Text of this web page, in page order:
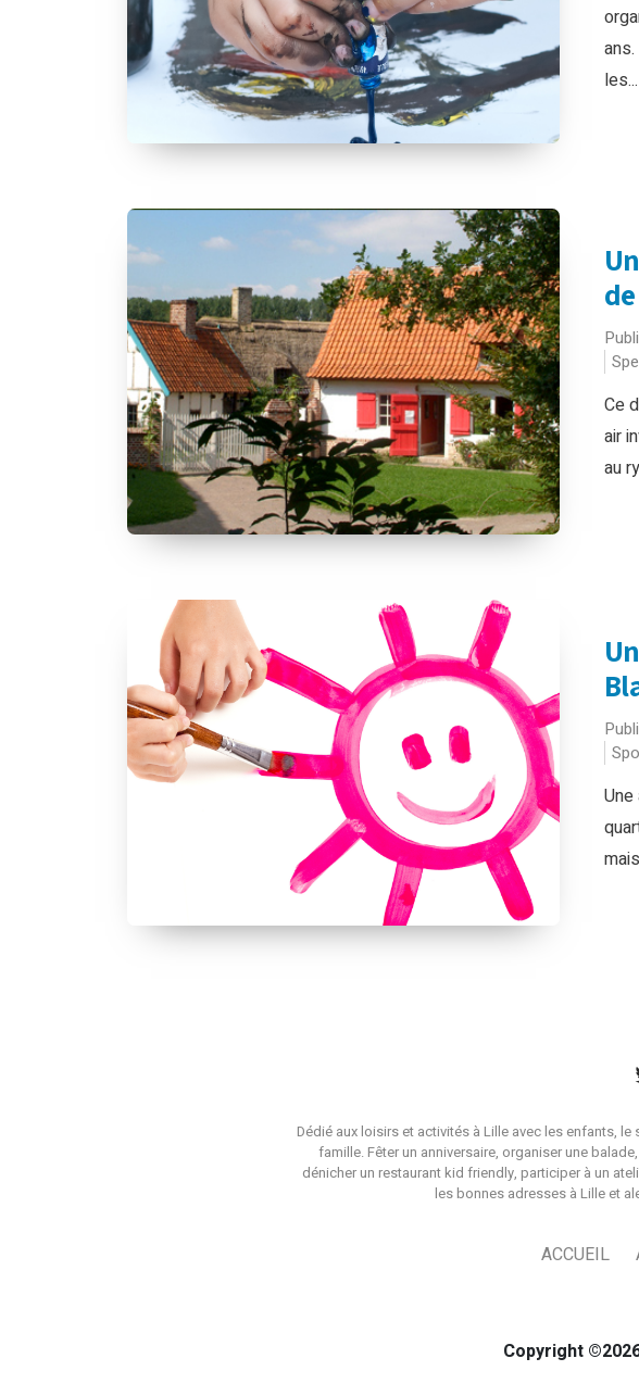
les...
Ce
air
au
Dédié aux loisirs et activités à Lille avec les enfants,
famille. Fêter un anniversaire, organiser une
dénicher un restaurant kid friendly, participer à un
les bonnes adresses à Lille et
ACCUEIL
Copyright